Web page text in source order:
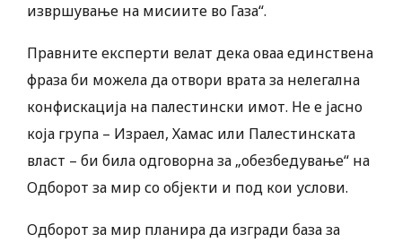
извршување на мисиите во Газа“.
Правните експерти велат дека оваа единствена
фраза би можела да отвори врата за нелегална
конфискација на палестински имот. Не е јасно
која група – Израел, Хамас или Палестинската
власт – би била одговорна за „обезбедување“ на
Одборот за мир со објекти и под кои услови.
Одборот за мир планира да изгради база за